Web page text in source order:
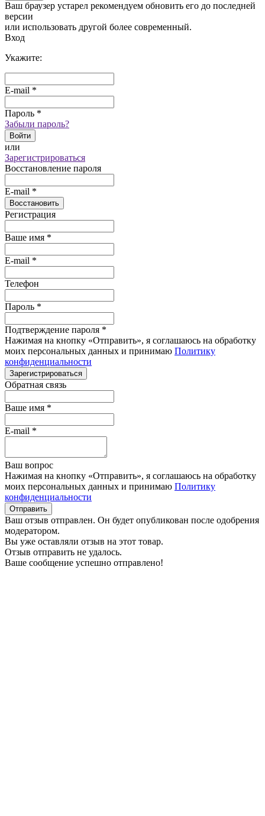
Ваш браузер устарел рекомендуем обновить его до последней
версии
или использовать другой более современный.
Вход
Укажите:
E-mail *
Пароль *
Забыли пароль?
Войти
или
Зарегистрироваться
Восстановление пароля
E-mail *
Восстановить
Регистрация
Ваше имя *
E-mail *
Телефон
Пароль *
Подтверждение пароля *
Нажимая на кнопку «Отправить», я соглашаюсь на обработку
моих персональных данных и принимаю Политику
конфиденциальности
Зарегистрироваться
Обратная связь
Ваше имя *
E-mail *
Ваш вопрос
Нажимая на кнопку «Отправить», я соглашаюсь на обработку
моих персональных данных и принимаю Политику
конфиденциальности
Отправить
Ваш отзыв отправлен. Он будет опубликован после одобрения
модератором.
Вы уже оставляли отзыв на этот товар.
Отзыв отправить не удалось.
Ваше сообщение успешно отправлено!